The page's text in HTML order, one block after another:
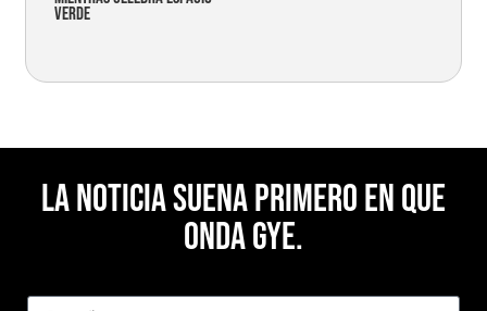
verde
La noticia suena primero en Que
Onda Gye.